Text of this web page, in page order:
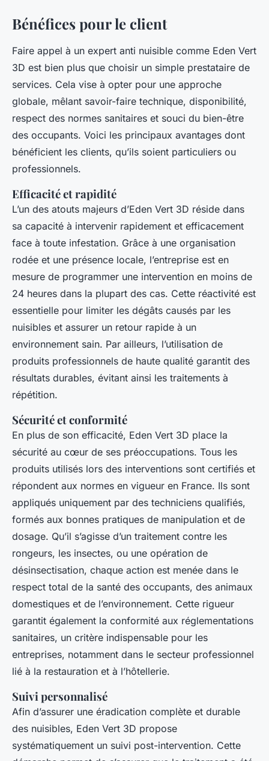
Bénéfices pour le client
Faire appel à un expert anti nuisible comme Eden Vert
3D est bien plus que choisir un simple prestataire de
services. Cela vise à opter pour une approche
globale, mêlant savoir-faire technique, disponibilité,
respect des normes sanitaires et souci du bien-être
des occupants. Voici les principaux avantages dont
bénéficient les clients, qu’ils soient particuliers ou
professionnels.
Efficacité et rapidité
L’un des atouts majeurs d’Eden Vert 3D réside dans
sa capacité à intervenir rapidement et efficacement
face à toute infestation. Grâce à une organisation
rodée et une présence locale, l’entreprise est en
mesure de programmer une intervention en moins de
24 heures dans la plupart des cas. Cette réactivité est
essentielle pour limiter les dégâts causés par les
nuisibles et assurer un retour rapide à un
environnement sain. Par ailleurs, l’utilisation de
produits professionnels de haute qualité garantit des
résultats durables, évitant ainsi les traitements à
répétition.
Sécurité et conformité
En plus de son efficacité, Eden Vert 3D place la
sécurité au cœur de ses préoccupations. Tous les
produits utilisés lors des interventions sont certifiés et
répondent aux normes en vigueur en France. Ils sont
appliqués uniquement par des techniciens qualifiés,
formés aux bonnes pratiques de manipulation et de
dosage. Qu’il s’agisse d’un traitement contre les
rongeurs, les insectes, ou une opération de
désinsectisation, chaque action est menée dans le
respect total de la santé des occupants, des animaux
domestiques et de l’environnement. Cette rigueur
garantit également la conformité aux réglementations
sanitaires, un critère indispensable pour les
entreprises, notamment dans le secteur professionnel
lié à la restauration et à l’hôtellerie.
Suivi personnalisé
Afin d’assurer une éradication complète et durable
des nuisibles, Eden Vert 3D propose
systématiquement un suivi post-intervention. Cette